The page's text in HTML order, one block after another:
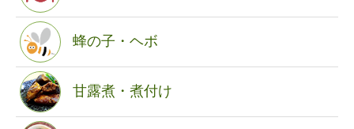
蜂の子・ヘボ
甘露煮・煮付け